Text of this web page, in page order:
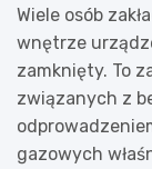
Wiele osób
wnętrze
zamknięty. To
związanych z
gazowych